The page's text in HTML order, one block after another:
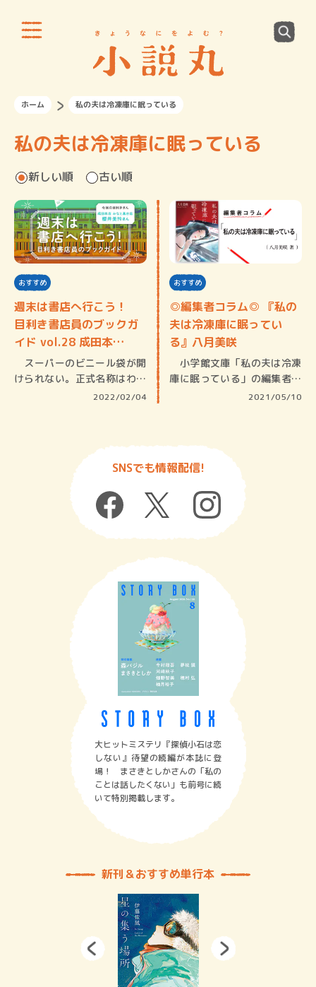
ホーム 私の夫は冷凍庫に眠っている
私の夫は冷凍庫に眠っている
新しい順 古い順
おすすめ
週末は書店へ行こう！
目利き書店員のブックガ
イド vol.28 成田本…
スーパーのビニール袋が開
けられない。正式名称はわか
2022/02/04
おすすめ
◎編集者コラム◎ 『私の
夫は冷凍庫に眠ってい
る』八月美咲
小学館文庫「私の夫は冷凍
庫に眠っている」の編集者コ
2021/05/10
SNSでも情報配信!
大ヒットミステリ『探偵小石は恋
しない』待望の続編が本誌に登
場！ まさきとしかさんの「私の
ことは話したくない」も前号に続
いて特別掲載します。
新刊＆おすすめ単行本